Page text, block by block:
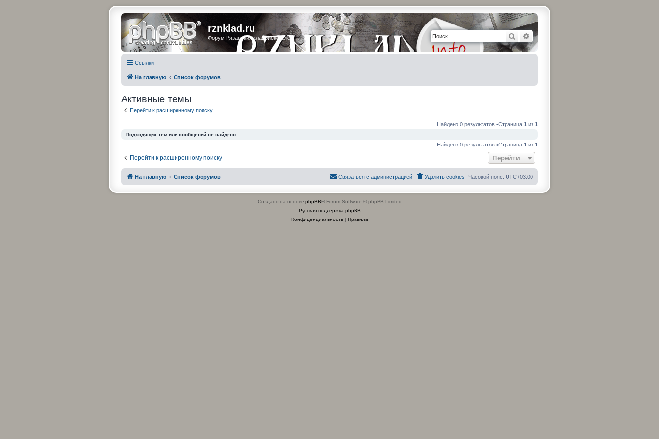
rznklad.ru
Форум Рязанских кладоискателей ПоискРасширенный поиск
Ссылки
На главную Список форумов
Активные темы
Перейти к расширенному поиску
Найдено 0 результатов •Страница 1 из 1
Подходящих тем или сообщений не найдено.
Найдено 0 результатов •Страница 1 из 1
Перейти к расширенному поиску Перейти
На главную Список форумов Часовой пояс: UTC+03:00
Удалить cookies
Связаться с администрацией
Создано на основе phpBB® Forum Software © phpBB Limited
Русская поддержка phpBB
Конфиденциальность| Правила